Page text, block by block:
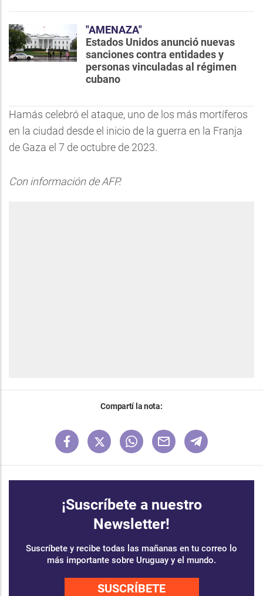
"AMENAZA"
Estados Unidos anunció nuevas
sanciones contra entidades y
personas vinculadas al régimen
cubano
Hamás celebró el ataque, uno de los más mortíferos
en la ciudad desde el inicio de la guerra en la Franja
de Gaza el 7 de octubre de 2023.
Con información de AFP.
Compartí la nota:
¡Suscríbete a nuestro
Newsletter!
Suscríbete y recibe todas las mañanas en tu correo lo
más importante sobre Uruguay y el mundo.
SUSCRÍBETE